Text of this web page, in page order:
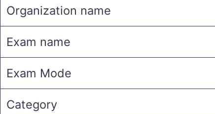
Organization name
Exam name
Exam Mode
Category